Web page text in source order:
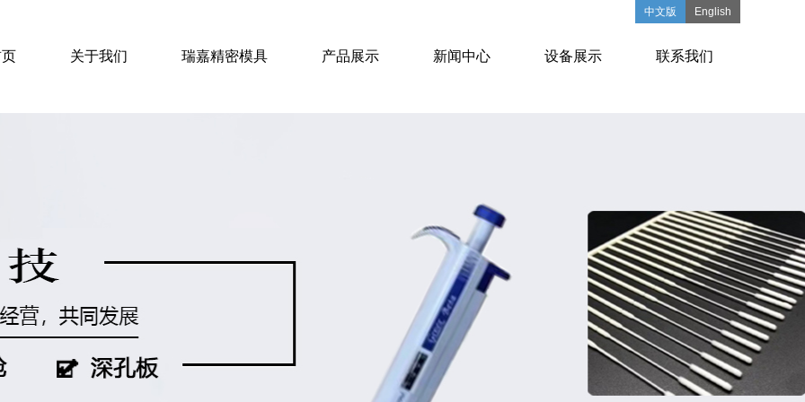
关于我们 瑞嘉精密模具 产品展示 新闻中心 设备展示 联系我们
中文版 English